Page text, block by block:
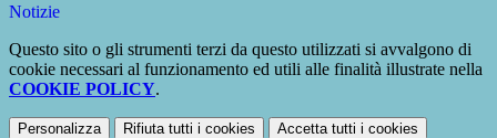
Notizie
Questo sito o gli strumenti terzi da questo utilizzati si avvalgono di
cookie necessari al funzionamento ed utili alle finalità illustrate nella
COOKIE POLICY.
Personalizza Rifiuta tutti i cookies Accetta tutti i cookies